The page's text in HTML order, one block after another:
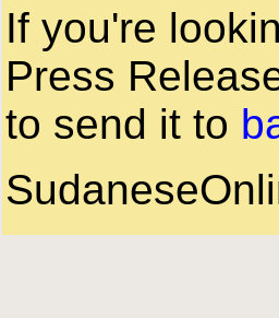
If you're
Press
to send it to